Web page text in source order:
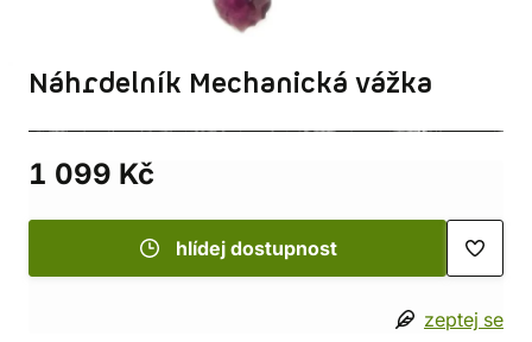
Náhrdelník Mechanická vážka
1 099 Kč
hlídej dostupnost
zeptej se